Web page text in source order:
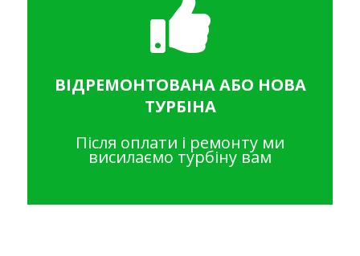
ВІДРЕМОНТОВАНА АБО НОВА
ТУРБІНА
Після оплати і ремонту ми
висилаємо турбіну вам